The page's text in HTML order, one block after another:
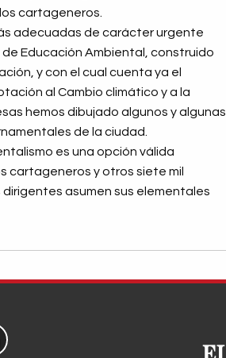
cartageneros.
adecuadas de carácter urgente
Educación Ambiental, construido
y con el cual cuenta ya el
al Cambio climático y a la
hemos dibujado algunos y algunas
de la ciudad.
es una opción válida
cartageneros y otros siete mil
asumen sus elementales